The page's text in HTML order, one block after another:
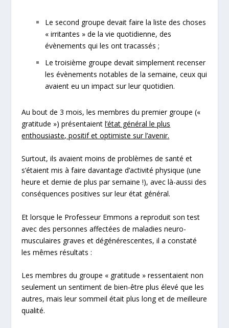
Le second groupe devait faire la liste des choses
« irritantes » de la vie quotidienne, des
évènements qui les ont tracassés ;
Le troisième groupe devait simplement recenser
les évènements notables de la semaine, ceux qui
avaient eu un impact sur leur quotidien.
Au bout de 3 mois, les membres du premier groupe («
gratitude ») présentaientl’état général le plus
enthousiaste, positif et optimiste sur l’avenir.
Surtout, ils avaient moins de problèmes de santé et
s’étaient mis à faire davantage d’activité physique (une
heure et demie de plus par semaine !), avec là-aussi des
conséquences positives sur leur état général.
Et lorsque le Professeur Emmons a reproduit son test
avec des personnes affectées de maladies neuro-
musculaires graves et dégénérescentes, il a constaté
les mêmes résultats :
Les membres du groupe « gratitude » ressentaient non
seulement un sentiment de bien-être plus élevé que les
autres, mais leursommeil était plus long et de meilleure
qualité.